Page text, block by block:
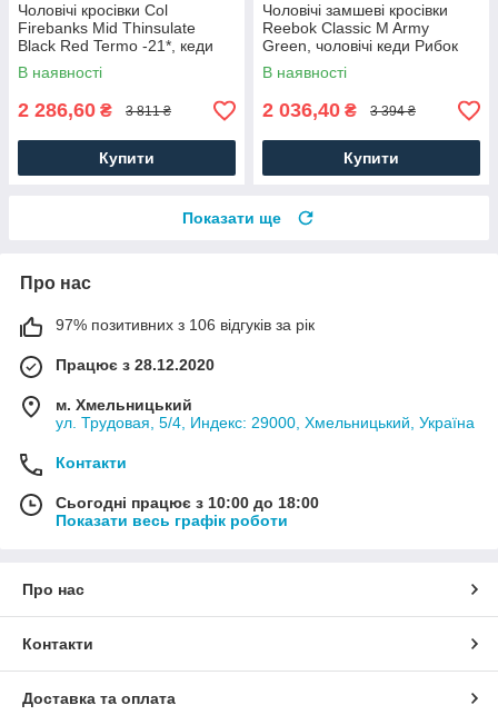
Чоловічі кросівки Col
Firebanks Mid Thinsulate
Black Red Termo -21*, кеди
водонепрон. текстиль.
Чоловіче взуття
В наявності
2 286,60 ₴ 3 811 ₴
Купити
Чоловічі замшеві кросівки
Reebok Classic M Army
Green, чоловічі кеди Рибок
замша хакі. Чоловіче взуття
В наявності
2 036,40 ₴ 3 394 ₴
Купити
Показати ще
Про нас
97% позитивних з 106 відгуків за рік
Працює з 28.12.2020
м. Хмельницький
ул. Трудовая, 5/4, Индекс: 29000, Хмельницький, Україна
Контакти
Сьогодні працює з 10:00 до 18:00
Показати весь графік роботи
Про нас
Контакти
Доставка та оплата